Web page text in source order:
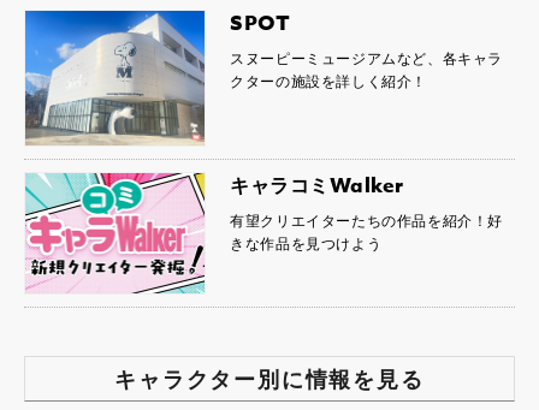
SPOT
スヌーピーミュージアムなど、各キャラ
クターの施設を詳しく紹介！
キャラコミWalker
有望クリエイターたちの作品を紹介！好
きな作品を見つけよう
キャラクター別に情報を見る